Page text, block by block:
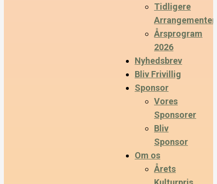
Tidligere
Arrangementer
Årsprogram
2026
Nyhedsbrev
Bliv Frivillig
Sponsor
Vores
Sponsorer
Bliv
Sponsor
Om os
Årets